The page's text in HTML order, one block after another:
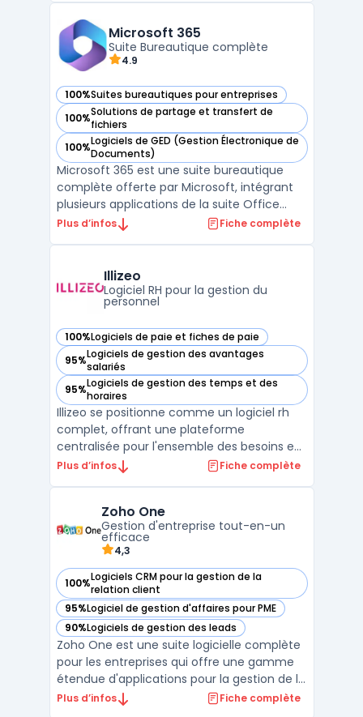
et automatisations pour la CRM
prospection (formulaires web, c ...
Microsoft 365
Suite Bureautique complète
4.9
100%Suites bureautiques pour entreprises
— voir Microsoft 365 dans cette catégorie
100%Solutions de partage et transfert de
fichiers
— voir Microsoft 365 dans cette catégorie
100%Logiciels de GED (Gestion Électronique de
Documents)
— voir Microsoft 365 dans cette catégorie
Microsoft 365 est une suite bureautique
complète offerte par Microsoft, intégrant
plusieurs applications de la suite Office
telles que Word, Excel, PowerPoint, et
des particuliers.En complément, Microsoft
365 prop ...
Plus d’infos Fiche complète
Illizeo
Logiciel RH pour la gestion du
personnel
100%Logiciels de paie et fiches de paie
— voir Illizeo dans cette catégorie
95%Logiciels de gestion des avantages
salariés
— voir Illizeo dans cette catégorie
95%Logiciels de gestion des temps et des
horaires
— voir Illizeo dans cette catégorie
Illizeo se positionne comme un logiciel rh
complet, offrant une plateforme
centralisée pour l'ensemble des besoins en
ressources humaines. Conçu par l'éditeur
simplifier les processus pour les entreprises
de ...
Plus d’infos Fiche complète
Zoho One
Gestion d'entreprise tout-en-un
efficace
4,3
100%Logiciels CRM pour la gestion de la
relation client
— voir Zoho One dans cette catégorie
95%Logiciel de gestion d'affaires pour PME
— voir Zoho One dans cette catégorie
90%Logiciels de gestion des leads
— voir Zoho One dans cette catégorie
Zoho One est une suite logicielle complète
pour les entreprises qui offre une gamme
étendue d'applications pour la gestion de la
relation client, la comptabilité et la finance,
Plus d’infos Fiche complète